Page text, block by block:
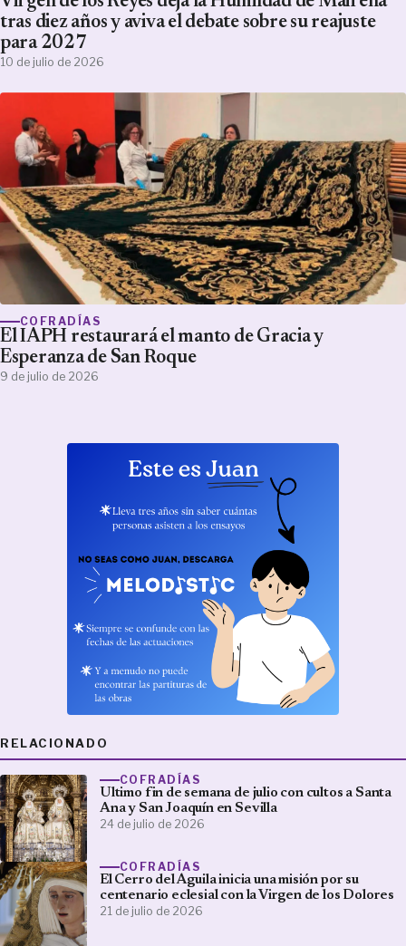
tras diez años y aviva el debate sobre su reajuste
para 2027
10 de julio de 2026
COFRADÍAS
El IAPH restaurará el manto de Gracia y
Esperanza de San Roque
9 de julio de 2026
RELACIONADO
COFRADÍAS
Ultimo fin de semana de julio con cultos a Santa
Ana y San Joaquín en Sevilla
24 de julio de 2026
COFRADÍAS
El Cerro del Águila inicia una misión por su
centenario eclesial con la Virgen de los Dolores
21 de julio de 2026